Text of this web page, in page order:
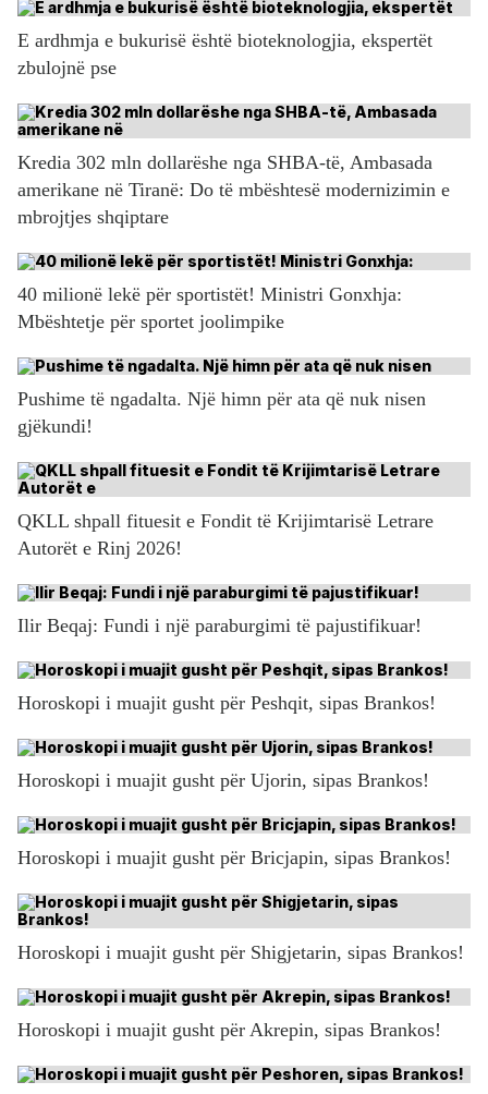
E ardhmja e bukurisë është bioteknologjia, ekspertët
zbulojnë pse
Kredia 302 mln dollarëshe nga SHBA-të, Ambasada
amerikane në Tiranë: Do të mbështesë modernizimin e
mbrojtjes shqiptare
40 milionë lekë për sportistët! Ministri Gonxhja:
Mbështetje për sportet joolimpike
Pushime të ngadalta. Një himn për ata që nuk nisen
gjëkundi!
QKLL shpall fituesit e Fondit të Krijimtarisë Letrare
Autorët e Rinj 2026!
Ilir Beqaj: Fundi i një paraburgimi të pajustifikuar!
Horoskopi i muajit gusht për Peshqit, sipas Brankos!
Horoskopi i muajit gusht për Ujorin, sipas Brankos!
Horoskopi i muajit gusht për Bricjapin, sipas Brankos!
Horoskopi i muajit gusht për Shigjetarin, sipas Brankos!
Horoskopi i muajit gusht për Akrepin, sipas Brankos!